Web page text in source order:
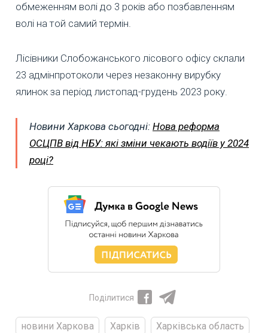
обмеженням волі до 3 років або позбавленням
волі на той самий термін.
Лісівники Слобожанського лісового офісу склали
23 адмінпротоколи через незаконну вирубку
ялинок за період листопад-грудень 2023 року.
Новини Харкова сьогодні: Нова реформа
ОСЦПВ від НБУ: які зміни чекають водіїв у 2024
році?
Поділитися
новини Харкова Харків
Харківська область